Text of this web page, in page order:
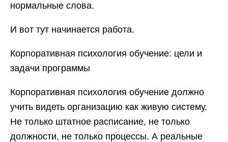
нормальные слова.
И вот тут начинается работа.
Корпоративная психология обучение: цели и
задачи программы
Корпоративная психология обучение должно
учить видеть организацию как живую систему.
Не только штатное расписание, не только
должности, не только процессы. А реальные